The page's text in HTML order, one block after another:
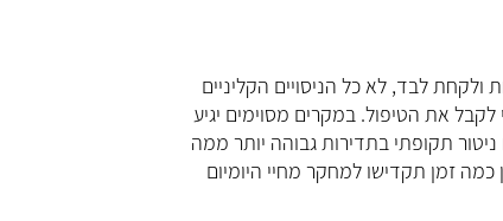
ולקחת לבד, לא כל הניסויים הקליניים
את הטיפול. במקרים מסוימים יגיע
תקופתי בתדירות גבוהה יותר ממה
כמה זמן תקדישו למחקר מחיי היומיום